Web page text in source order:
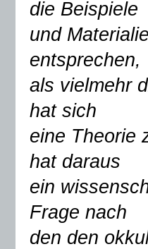
die Beispiele
und
entsprechen,
als vielmehr
hat sich
eine Theorie
hat daraus
ein
Frage nach
den den